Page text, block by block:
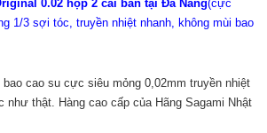
0.02 hộp 2 cái bán tại Đà Nẵng(cực
1/3 sợi tóc, truyền nhiệt nhanh, không mùi bao
bao cao su cực siêu mỏng 0,02mm truyền nhiệt
như thật. Hàng cao cấp của Hãng Sagami Nhật